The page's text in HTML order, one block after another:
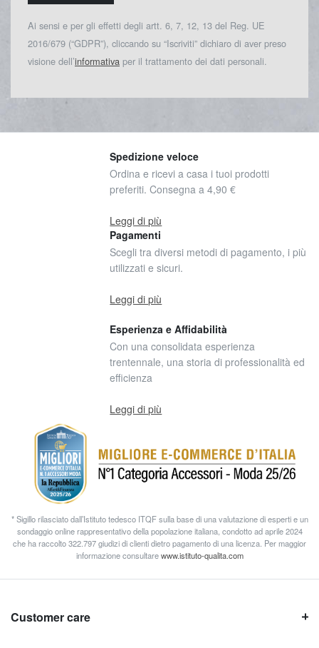
Ai sensi e per gli effetti degli artt. 6, 7, 12, 13 del Reg. UE
2016/679 (“GDPR”), cliccando su “Iscriviti” dichiaro di aver preso
visione dell’informativa per il trattamento dei dati personali.
Spedizione veloce
Ordina e ricevi a casa i tuoi prodotti
preferiti. Consegna a 4,90 €
Leggi di più
Pagamenti
Scegli tra diversi metodi di pagamento, i più
utilizzati e sicuri.
Leggi di più
Esperienza e Affidabilità
Con una consolidata esperienza
trentennale, una storia di professionalità ed
efficienza
Leggi di più
* Sigillo rilasciato dall’Istituto tedesco ITQF sulla base di una valutazione di esperti e un
sondaggio online rappresentativo della popolazione italiana, condotto ad aprile 2024
che ha raccolto 322.797 giudizi di clienti dietro pagamento di una licenza. Per maggior
informazione consultarewww.istituto-qualita.com
Customer care